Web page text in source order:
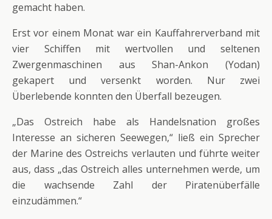
gemacht haben.
Erst vor einem Monat war ein Kauffahrerverband mit
vier Schiffen mit wertvollen und seltenen
Zwergenmaschinen aus Shan-Ankon (Yodan)
gekapert und versenkt worden. Nur zwei
Überlebende konnten den Überfall bezeugen.
„Das Ostreich habe als Handelsnation großes
Interesse an sicheren Seewegen,“ ließ ein Sprecher
der Marine des Ostreichs verlauten und führte weiter
aus, dass „das Ostreich alles unternehmen werde, um
die wachsende Zahl der Piratenüberfälle
einzudämmen.“